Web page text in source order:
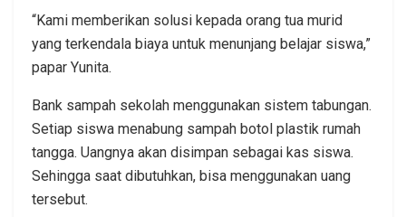
“Kami memberikan solusi kepada orang tua murid
yang terkendala biaya untuk menunjang belajar siswa,”
papar Yunita.
Bank sampah sekolah menggunakan sistem tabungan.
Setiap siswa menabung sampah botol plastik rumah
tangga. Uangnya akan disimpan sebagai kas siswa.
Sehingga saat dibutuhkan, bisa menggunakan uang
tersebut.